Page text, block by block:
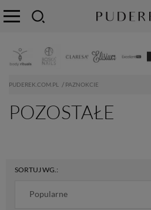
PUDEREK.COM.PL PAZNOKCIE
POZOSTAŁE
SORTUJ WG.: